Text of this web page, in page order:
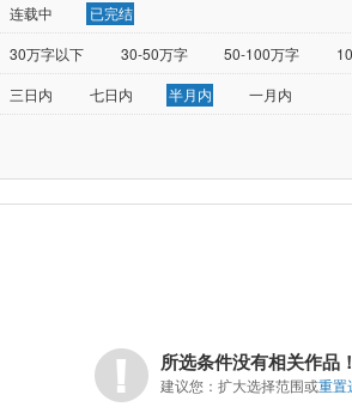
连载中
已完结
30万字以下 30-50万字 50-100万字
三日内 七日内 半月内
一月内
所选条件没有相关作品！
建议您：扩大选择范围或重置